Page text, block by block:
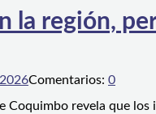
la región,
Comentarios: 0
Coquimbo revela que